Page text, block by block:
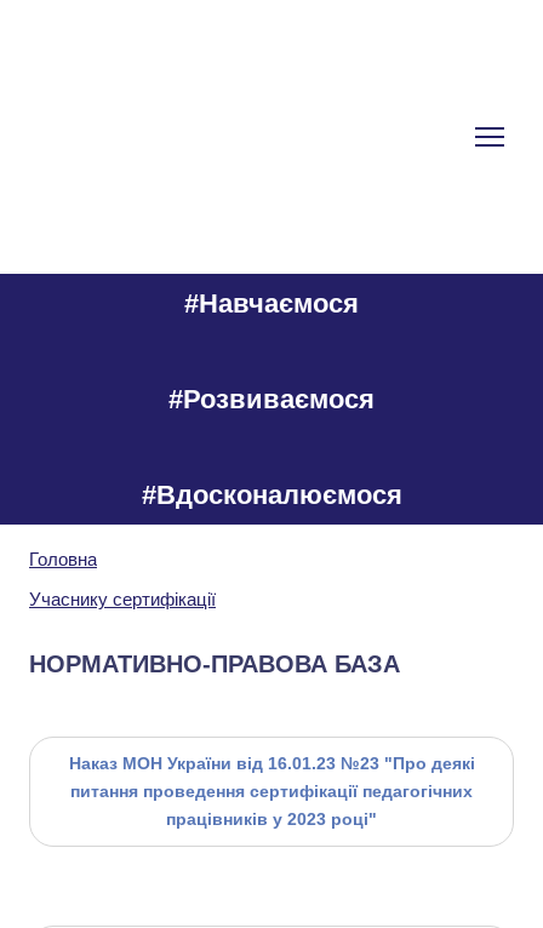
#Навчаємося
#Розвиваємося
#Вдосконалюємося
Головна
Учаснику сертифікації
НОРМАТИВНО-ПРАВОВА БАЗА
Наказ МОН України від 16.01.23 №23 "Про деякі
питання проведення сертифікації педагогічних
працівників у 2023 році"